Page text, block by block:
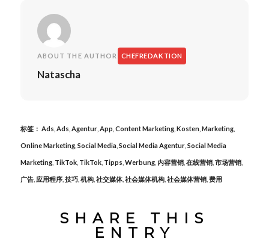
ABOUT THE AUTHOR CHEFREDAKTION
Natascha
标签： Ads Ads Agentur, App Content Marketing, Kosten, Marketing,
Online Marketing, Social Media, Social Media Agentur, Social Media
Marketing, TikTok, TikTok, Tipps Werbung, 内容营销, 在线营销, 市场营销,
广告, 应用程序, 技巧, 机构, 社交媒体, 社会媒体机构, 社会媒体营销, 费用
SHARE THIS
ENTRY